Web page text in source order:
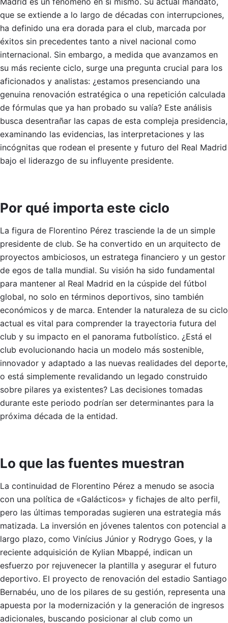
que se extiende a lo largo de décadas con interrupciones,
ha definido una era dorada para el club, marcada por
éxitos sin precedentes tanto a nivel nacional como
internacional. Sin embargo, a medida que avanzamos en
su más reciente ciclo, surge una pregunta crucial para los
aficionados y analistas: ¿estamos presenciando una
genuina renovación estratégica o una repetición calculada
de fórmulas que ya han probado su valía? Este análisis
busca desentrañar las capas de esta compleja presidencia,
examinando las evidencias, las interpretaciones y las
incógnitas que rodean el presente y futuro del Real Madrid
bajo el liderazgo de su influyente presidente.
Por qué importa este ciclo
La figura de Florentino Pérez trasciende la de un simple
presidente de club. Se ha convertido en un arquitecto de
proyectos ambiciosos, un estratega financiero y un gestor
de egos de talla mundial. Su visión ha sido fundamental
para mantener al Real Madrid en la cúspide del fútbol
global, no solo en términos deportivos, sino también
económicos y de marca. Entender la naturaleza de su ciclo
actual es vital para comprender la trayectoria futura del
club y su impacto en el panorama futbolístico. ¿Está el
club evolucionando hacia un modelo más sostenible,
innovador y adaptado a las nuevas realidades del deporte,
o está simplemente revalidando un legado construido
sobre pilares ya existentes? Las decisiones tomadas
durante este periodo podrían ser determinantes para la
próxima década de la entidad.
Lo que las fuentes muestran
La continuidad de Florentino Pérez a menudo se asocia
con una política de «Galácticos» y fichajes de alto perfil,
pero las últimas temporadas sugieren una estrategia más
matizada. La inversión en jóvenes talentos con potencial a
largo plazo, como Vinícius Júnior y Rodrygo Goes, y la
reciente adquisición de Kylian Mbappé, indican un
esfuerzo por rejuvenecer la plantilla y asegurar el futuro
deportivo. El proyecto de renovación del estadio Santiago
Bernabéu, uno de los pilares de su gestión, representa una
apuesta por la modernización y la generación de ingresos
adicionales, buscando posicionar al club como un